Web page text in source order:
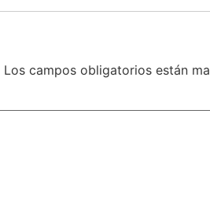
Los campos obligatorios están